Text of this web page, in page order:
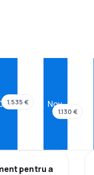
1.535 € Nov.
1.130 €
pentru a